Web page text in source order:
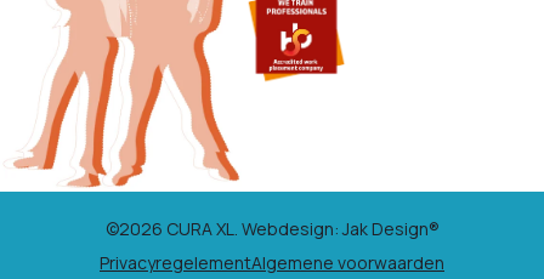
©2026 CURA XL. Webdesign:Jak Design®
PrivacyregelementAlgemene voorwaarden